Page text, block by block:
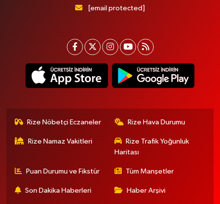
[email protected]
Rize Nöbetçi Eczaneler Rize Hava Durumu
Rize Namaz Vakitleri
Rize Trafik Yoğunluk
Haritası
Puan Durumu ve Fikstür Tüm Manşetler
Son Dakika Haberleri Haber Arşivi